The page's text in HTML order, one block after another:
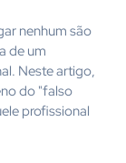
nenhum são
de um
Neste artigo,
do "falso
profissional